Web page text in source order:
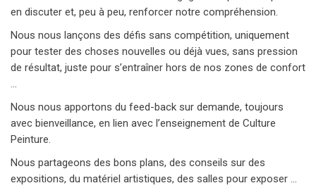
en discuter et, peu à peu, renforcer notre compréhension.
Nous nous lançons des défis sans compétition, uniquement
pour tester des choses nouvelles ou déjà vues, sans pression
de résultat, juste pour s’entraîner hors de nos zones de confort
...
Nous nous apportons du feed-back sur demande, toujours
avec bienveillance, en lien avec l’enseignement de Culture
Peinture.
Nous partageons des bons plans, des conseils sur des
expositions, du matériel artistiques, des salles pour exposer ...